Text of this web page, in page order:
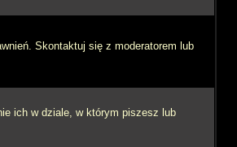
Skontaktuj się z moderatorem lub
ich w dziale, w którym piszesz lub